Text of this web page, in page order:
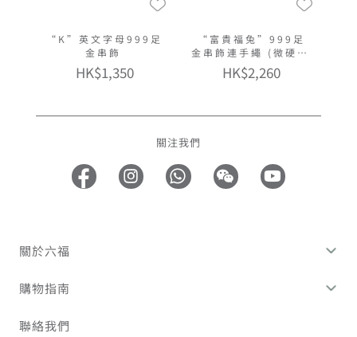
“K”英文字母999足
金串飾
HK$1,350
“富貴福兔”999足
金串飾連手繩 (微硬金
工藝)
HK$2,260
關注我們
關於六福
購物指南
聯絡我們